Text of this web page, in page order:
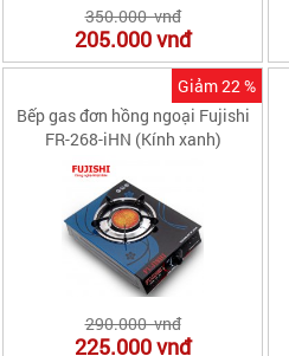
350.000 vnđ
205.000vnđ
Bếp gas đơn hồng ngoại Fujishi
FR-268-iHN (Kính xanh)
290.000 vnđ
225.000vnđ
Giảm 22 %